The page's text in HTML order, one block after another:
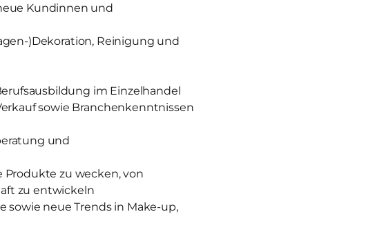
Kundinnen und
)Dekoration, Reinigung und
im Einzelhandel
sowie Branchenkenntnissen
und
zu wecken, von
zu entwickeln
neue Trends in Make-up,